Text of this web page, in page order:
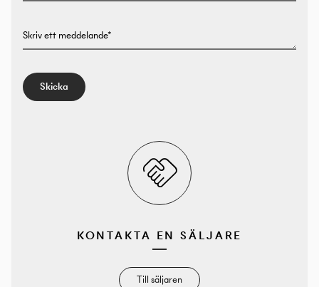
Skriv ett meddelande*
Skicka
KONTAKTA EN SÄLJARE
Till säljaren